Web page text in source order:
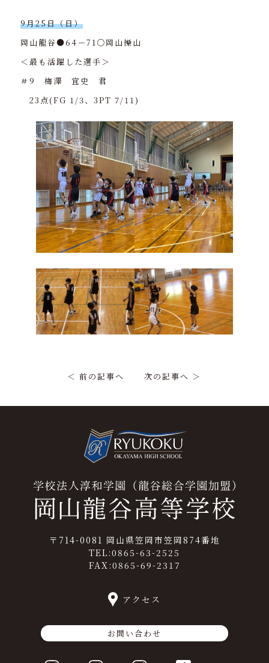
9月25日（日）
岡山龍谷●64－71○岡山操山
＜最も活躍した選手＞
＃9 梅澤 宜史 君
23点(FG 1/3、3PT 7/11)
＜ 前の記事へ 次の記事へ ＞
〒714-0081 岡山県笠岡市笠岡874番地
TEL:0865-63-2525
FAX:0865-69-2317
アクセス
お問い合わせ